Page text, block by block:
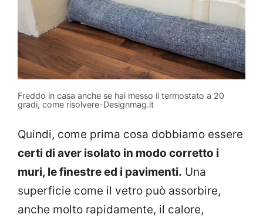
Freddo in casa anche se hai messo il termostato a 20
gradi, come risolvere-Designmag.it
Quindi, come prima cosa dobbiamo essere
certi di aver isolato in modo corretto i
muri, le finestre ed i pavimenti. Una
superficie come il vetro può assorbire,
anche molto rapidamente, il calore,